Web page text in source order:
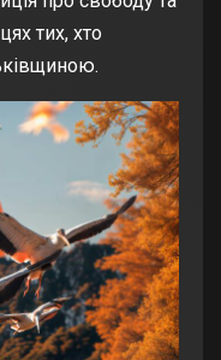
тих, хто